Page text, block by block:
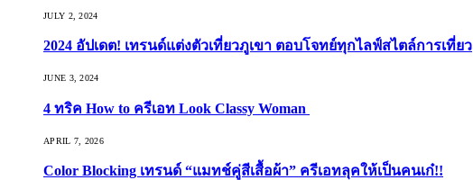
JULY 2, 2024
2024 อัปเดต! เทรนด์แต่งตัวเที่ยวภูเขา ตอบโจทย์ทุกไลฟ์สไตล์การเที่ยว
JUNE 3, 2024
4 ทริค How to ครีเอท Look Classy Woman
APRIL 7, 2026
Color Blocking เทรนด์ “แมทช์คู่สีเสื้อผ้า” ครีเอทลุคให้เป็นคนเก๋!!